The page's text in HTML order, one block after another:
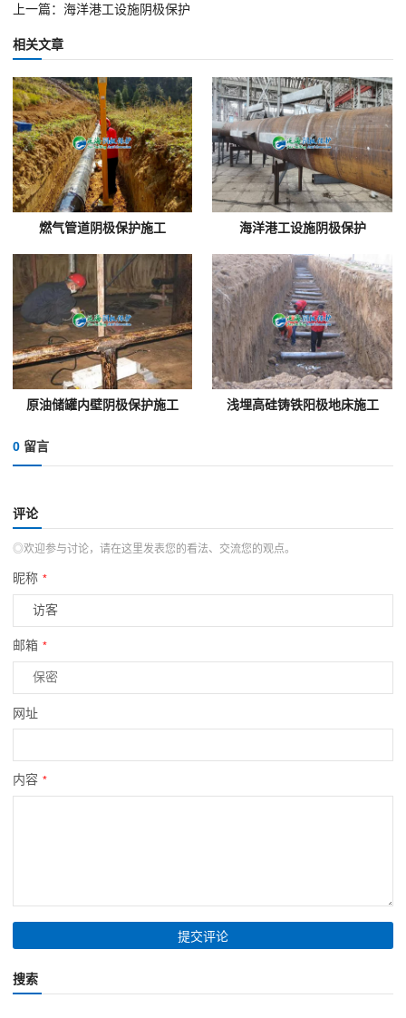
上一篇：海洋港工设施阴极保护
相关文章
燃气管道阴极保护施工 海洋港工设施阴极保护
原油储罐内壁阴极保护施工 浅埋高硅铸铁阳极地床施工
0 留言
评论
◎欢迎参与讨论，请在这里发表您的看法、交流您的观点。
昵称 *
邮箱 *
网址
内容 *
搜索